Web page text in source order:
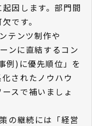
因します。部門間
です。
テンツ制作や
ンに直結するコン
例)に優先順位」を
されたノウハウ
スで補いましょ
の継続には「経営